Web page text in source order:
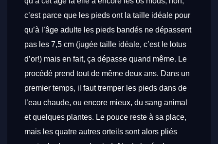
c’est parce que les pieds ont la taille idéale pour
qu’à l’âge adulte les pieds bandés ne dépassent
pas les 7,5 cm (jugée taille idéale, c’est le lotus
d’or!) mais en fait, ça dépasse quand même. Le
procédé prend tout de même deux ans. Dans un
premier temps, il faut tremper les pieds dans de
l’eau chaude, ou encore mieux, du sang animal
et quelques plantes. Le pouce reste à sa place,
mais les quatre autres orteils sont alors pliés